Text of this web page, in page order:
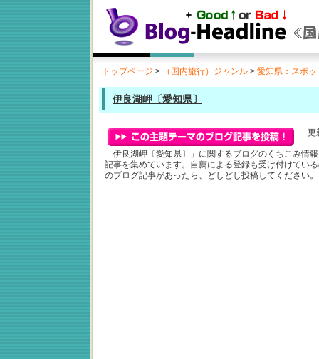
トップページ > （国内旅行）ジャンル > 愛知県：スポッ
伊良湖岬〔愛知県〕
更
「伊良湖岬〔愛知県〕」に関するブログのくちこみ情
記事を集めています。自薦による登録も受け付けてい
のブログ記事があったら、どしどし投稿してください。